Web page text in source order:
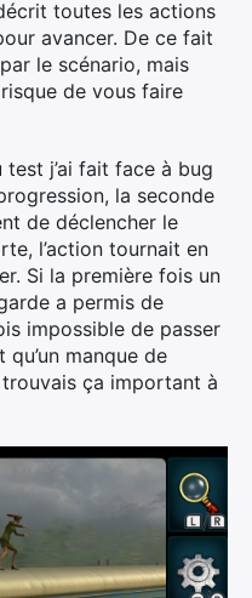
toutes les actions
avancer. De ce fait
le scénario, mais
de vous faire
j’ai fait face à bug
la seconde
de déclencher le
l’action tournait en
Si la première fois un
a permis de
impossible de passer
qu’un manque de
ça important à